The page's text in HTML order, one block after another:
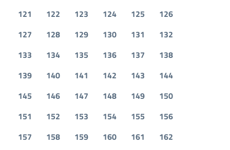
121
122 123 124 125
126
127
128 129 130 131
132
133
134 135 136 137
138
139
140 141 142 143
144
145
146 147 148 149
150
151
152 153 154 155
156
157
158 159 160 161
162